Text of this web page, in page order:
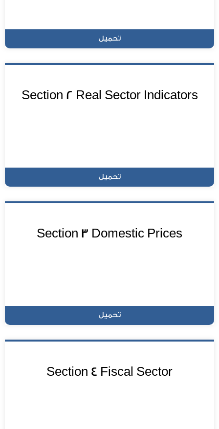
تحميل
Section 2 Real Sector Indicators
تحميل
Section 3 Domestic Prices
تحميل
Section 4 Fiscal Sector